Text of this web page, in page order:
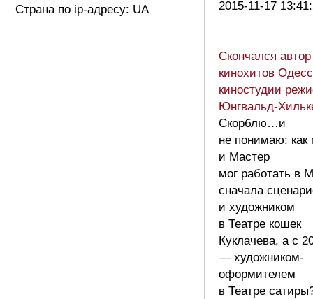
Страна по ip-адресу: UA
2015-11-17
Скончался автор
кинохитов
киностудии
Юнгвальд-
Скорблю…и
не понимаю: как
и Мастер
мог работать в
сначала
и художником
в Театре кошек
Куклачева, а с
— художником-
оформителем
в Театре